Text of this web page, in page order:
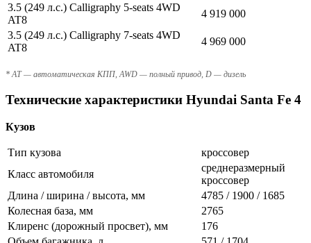
3.5 (249 л.с.) Calligraphy 5-seats 4WD
AT8
4 919 000
3.5 (249 л.с.) Calligraphy 7-seats 4WD
AT8
4 969 000
* AT — автоматическая КПП, AWD — полный привод, D — дизель
Технические характеристики Hyundai Santa Fe 4
Кузов
Тип кузова
кроссовер
Класс автомобиля
среднеразмерный
кроссовер
Длина / ширина / высота, мм
4785 / 1900 / 1685
Колесная база, мм
2765
Клиренс (дорожный просвет), мм
176